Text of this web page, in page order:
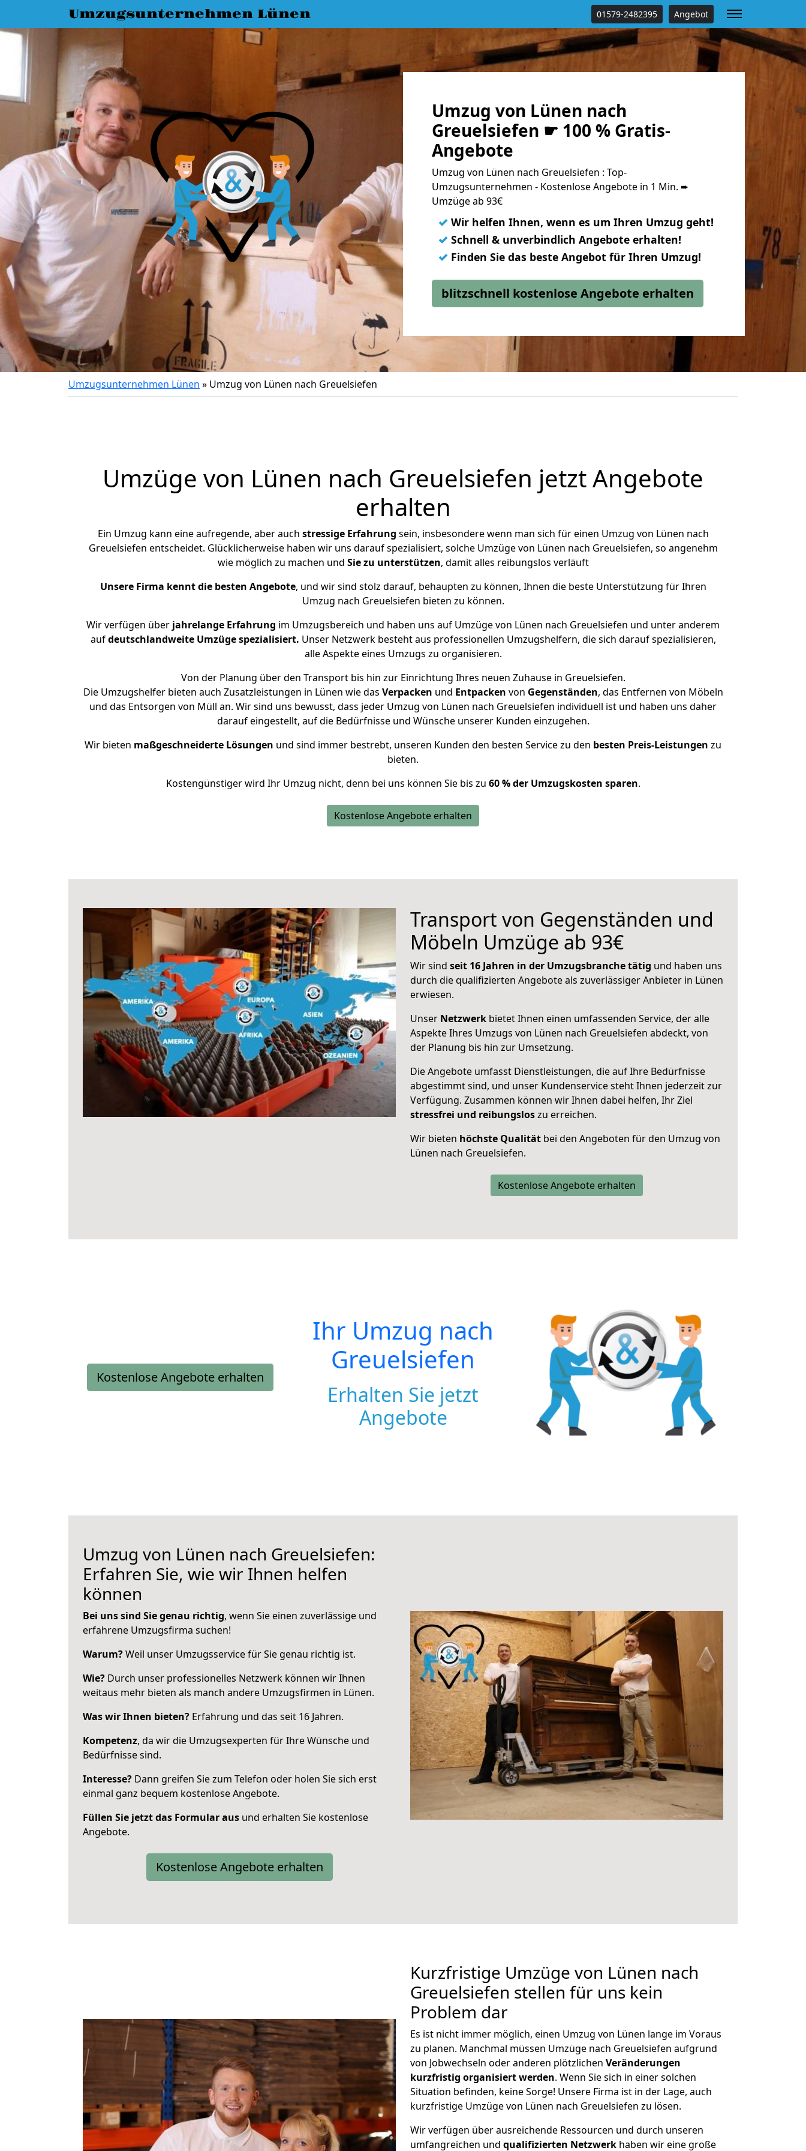
Umzugsunternehmen Lünen 01579-2482395 Angebot
Umzug von Lünen nach
Greuelsiefen ☛ 100 % Gratis-
Angebote
Umzug von Lünen nach Greuelsiefen : Top-
Umzugsunternehmen - Kostenlose Angebote in 1 Min. ➨
Umzüge ab 93€
✓ Wir helfen Ihnen, wenn es um Ihren Umzug geht!
✓ Schnell & unverbindlich Angebote erhalten!
✓ Finden Sie das beste Angebot für Ihren Umzug!
blitzschnell kostenlose Angebote erhalten
Umzugsunternehmen Lünen » Umzug von Lünen nach Greuelsiefen
Umzüge von Lünen nach Greuelsiefen jetzt Angebote
erhalten
Ein Umzug kann eine aufregende, aber auch stressige Erfahrung sein, insbesondere wenn man sich für einen Umzug von Lünen nach
Greuelsiefen entscheidet. Glücklicherweise haben wir uns darauf spezialisiert, solche Umzüge von Lünen nach Greuelsiefen, so angenehm
wie möglich zu machen und Sie zu unterstützen, damit alles reibungslos verläuft
Unsere Firma kennt die besten Angebote, und wir sind stolz darauf, behaupten zu können, Ihnen die beste Unterstützung für Ihren
Umzug nach Greuelsiefen bieten zu können.
Wir verfügen über jahrelange Erfahrung im Umzugsbereich und haben uns auf Umzüge von Lünen nach Greuelsiefen und unter anderem
aufdeutschlandweite Umzüge spezialisiert. Unser Netzwerk besteht aus professionellen Umzugshelfern, die sich darauf spezialisieren,
alle Aspekte eines Umzugs zu organisieren.
Von der Planung über den Transport bis hin zur Einrichtung Ihres neuen Zuhause in Greuelsiefen.
Die Umzugshelfer bieten auch Zusatzleistungen in Lünen wie das Verpacken und Entpacken von Gegenständen, das Entfernen von Möbeln
und das Entsorgen von Müll an. Wir sind uns bewusst, dass jeder Umzug von Lünen nach Greuelsiefen individuell ist und haben uns daher
darauf eingestellt, auf die Bedürfnisse und Wünsche unserer Kunden einzugehen.
Wir bieten maßgeschneiderte Lösungen und sind immer bestrebt, unseren Kunden den besten Service zu den besten Preis-Leistungen zu
bieten.
Kostengünstiger wird Ihr Umzug nicht, denn bei uns können Sie bis zu 60 % der Umzugskosten sparen.
Kostenlose Angebote erhalten
Transport von Gegenständen und
Möbeln Umzüge ab 93€
Wir sind seit 16 Jahren in der Umzugsbranche tätig und haben uns
durch die qualifizierten Angebote als zuverlässiger Anbieter in Lünen
erwiesen.
Unser Netzwerk bietet Ihnen einen umfassenden Service, der alle
Aspekte Ihres Umzugs von Lünen nach Greuelsiefen abdeckt, von
der Planung bis hin zur Umsetzung.
Die Angebote umfasst Dienstleistungen, die auf Ihre Bedürfnisse
abgestimmt sind, und unser Kundenservice steht Ihnen jederzeit zur
Verfügung. Zusammen können wir Ihnen dabei helfen, Ihr Ziel
stressfrei und reibungsloszu erreichen.
Wir bieten höchste Qualität bei den Angeboten für den Umzug von
Lünen nach Greuelsiefen.
Kostenlose Angebote erhalten
Kostenlose Angebote erhalten
Ihr Umzug nach
Greuelsiefen
Erhalten Sie jetzt
Angebote
Umzug von Lünen nach Greuelsiefen:
Erfahren Sie, wie wir Ihnen helfen
können
Bei uns sind Sie genau richtig, wenn Sie einen zuverlässige und
erfahrene Umzugsfirma suchen!
Warum?Weil unser Umzugsservice für Sie genau richtig ist.
Wie? Durch unser professionelles Netzwerk können wir Ihnen
weitaus mehr bieten als manch andere Umzugsfirmen in Lünen.
Was wir Ihnen bieten? Erfahrung und das seit 16 Jahren.
Kompetenz, da wir die Umzugsexperten für Ihre Wünsche und
Bedürfnisse sind.
Interesse? Dann greifen Sie zum Telefon oder holen Sie sich erst
einmal ganz bequem kostenlose Angebote.
Füllen Sie jetzt das Formular aus und erhalten Sie kostenlose
Angebote.
Kostenlose Angebote erhalten
Kurzfristige Umzüge von Lünen nach
Greuelsiefen stellen für uns kein
Problem dar
Es ist nicht immer möglich, einen Umzug von Lünen lange im Voraus
zu planen. Manchmal müssen Umzüge nach Greuelsiefen aufgrund
von Jobwechseln oder anderen plötzlichen Veränderungen
kurzfristig organisiert werden. Wenn Sie sich in einer solchen
Situation befinden, keine Sorge! Unsere Firma ist in der Lage, auch
kurzfristige Umzüge von Lünen nach Greuelsiefen zu lösen.
Wir verfügen über ausreichende Ressourcen und durch unseren
umfangreichen und qualifizierten Netzwerk haben wir eine große